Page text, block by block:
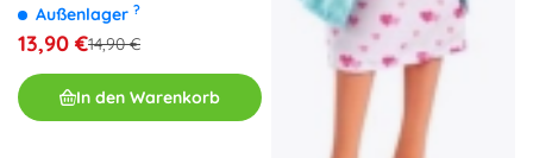
Außenlager ?
13,90 €14,90 €
In den Warenkorb